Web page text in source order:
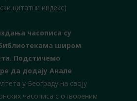
цитатни индекс)
часописа су
широм
Подстичемо
да додају Анале
у Београду на своју
часописа с отвореним